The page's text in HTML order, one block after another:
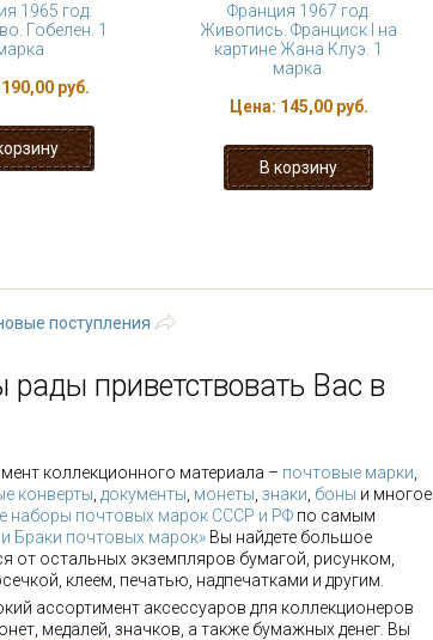
1965 год.
Гобелен. 1
190,00 руб.
Франция 1967 год.
Живопись. Франциск I на
картине Жана Клуэ. 1
марка.
Цена: 145,00 руб.
поступления
приветствовать Вас в
коллекционного материала – почтовые марки
конверты документы монеты знаки боны и многое
наборы почтовых марок СССР и РФ по самым
Браки почтовых марок» Вы найдете большое
от остальных экземпляров бумагой, рисунком,
клеем, печатью, надпечатками и другим.
ассортимент аксессуаров для коллекционеров
медалей, значков, а также бумажных денег. Вы